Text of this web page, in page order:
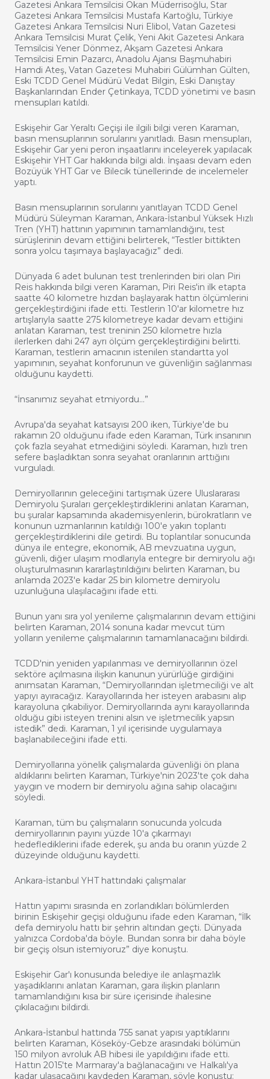
Gazetesi Ankara Temsilcisi Okan Müderrisoğlu, Star
Gazetesi Ankara Temsilcisi Mustafa Kartoğlu, Türkiye
Gazetesi Ankara Temsilcisi Nuri Elibol, Vatan Gazetesi
Ankara Temsilcisi Murat Çelik, Yeni Akit Gazetesi Ankara
Temsilcisi Yener Dönmez, Akşam Gazetesi Ankara
Temsilcisi Emin Pazarcı, Anadolu Ajansı Başmuhabiri
Hamdi Ateş, Vatan Gazetesi Muhabiri Gülümhan Gülten,
Eski TCDD Genel Müdürü Vedat Bilgin, Eski Danıştay
Başkanlarından Ender Çetinkaya, TCDD yönetimi ve basın
mensupları katıldı.
Eskişehir Gar Yeraltı Geçişi ile ilgili bilgi veren Karaman,
basın mensuplarının sorularını yanıtladı. Basın mensupları,
Eskişehir Gar yeni peron inşaatlarını inceleyerek yapılacak
Eskişehir YHT Gar hakkında bilgi aldı. İnşaası devam eden
Bozüyük YHT Gar ve Bilecik tünellerinde de incelemeler
yaptı.
Basın mensuplarının sorularını yanıtlayan TCDD Genel
Müdürü Süleyman Karaman, Ankara-İstanbul Yüksek Hızlı
Tren (YHT) hattının yapımının tamamlandığını, test
sürüşlerinin devam ettiğini belirterek, “Testler bittikten
sonra yolcu taşımaya başlayacağız” dedi.
Dünyada 6 adet bulunan test trenlerinden biri olan Piri
Reis hakkında bilgi veren Karaman, Piri Reis'in ilk etapta
saatte 40 kilometre hızdan başlayarak hattın ölçümlerini
gerçekleştirdiğini ifade etti. Testlerin 10'ar kilometre hız
artışlarıyla saatte 275 kilometreye kadar devam ettiğini
anlatan Karaman, test treninin 250 kilometre hızla
ilerlerken dahi 247 ayrı ölçüm gerçekleştirdiğini belirtti.
Karaman, testlerin amacının istenilen standartta yol
yapımının, seyahat konforunun ve güvenliğin sağlanması
olduğunu kaydetti.
“İnsanımız seyahat etmiyordu…”
Avrupa'da seyahat katsayısı 200 iken, Türkiye'de bu
rakamın 20 olduğunu ifade eden Karaman, Türk insanının
çok fazla seyahat etmediğini söyledi. Karaman, hızlı tren
sefere başladıktan sonra seyahat oranlarının arttığını
vurguladı.
Demiryollarının geleceğini tartışmak üzere Uluslararası
Demiryolu Şuraları gerçekleştirdiklerini anlatan Karaman,
bu şuralar kapsamında akademisyenlerin, bürokratların ve
konunun uzmanlarının katıldığı 100'e yakın toplantı
gerçekleştirdiklerini dile getirdi. Bu toplantılar sonucunda
dünya ile entegre, ekonomik, AB mevzuatına uygun,
güvenli, diğer ulaşım modlarıyla entegre bir demiryolu ağı
oluşturulmasının kararlaştırıldığını belirten Karaman, bu
anlamda 2023'e kadar 25 bin kilometre demiryolu
uzunluğuna ulaşılacağını ifade etti.
Bunun yanı sıra yol yenileme çalışmalarının devam ettiğini
belirten Karaman, 2014 sonuna kadar mevcut tüm
yolların yenileme çalışmalarının tamamlanacağını bildirdi.
TCDD'nin yeniden yapılanması ve demiryollarının özel
sektöre açılmasına ilişkin kanunun yürürlüğe girdiğini
anımsatan Karaman, “Demiryollarından işletmeciliği ve alt
yapıyı ayıracağız. Karayollarında her isteyen arabasını alıp
karayoluna çıkabiliyor. Demiryollarında aynı karayollarında
olduğu gibi isteyen trenini alsın ve işletmecilik yapsın
istedik” dedi. Karaman, 1 yıl içerisinde uygulamaya
başlanabileceğini ifade etti.
Demiryollarına yönelik çalışmalarda güvenliği ön plana
aldıklarını belirten Karaman, Türkiye'nin 2023'te çok daha
yaygın ve modern bir demiryolu ağına sahip olacağını
söyledi.
Karaman, tüm bu çalışmaların sonucunda yolcuda
demiryollarının payını yüzde 10′a çıkarmayı
hedeflediklerini ifade ederek, şu anda bu oranın yüzde 2
düzeyinde olduğunu kaydetti.
Ankara-İstanbul YHT hattındaki çalışmalar
Hattın yapımı sırasında en zorlandıkları bölümlerden
birinin Eskişehir geçişi olduğunu ifade eden Karaman, “İlk
defa demiryolu hattı bir şehrin altından geçti. Dünyada
yalnızca Cordoba'da böyle. Bundan sonra bir daha böyle
bir geçiş olsun istemiyoruz” diye konuştu.
Eskişehir Gar'ı konusunda belediye ile anlaşmazlık
yaşadıklarını anlatan Karaman, gara ilişkin planların
tamamlandığını kısa bir süre içerisinde ihalesine
çıkılacağını bildirdi.
Ankara-İstanbul hattında 755 sanat yapısı yaptıklarını
belirten Karaman, Köseköy-Gebze arasındaki bölümün
150 milyon avroluk AB hibesi ile yapıldığını ifade etti.
Hattın 2015'te Marmaray'a bağlanacağını ve Halkalı'ya
kadar ulaşacağını kaydeden Karaman, şöyle konuştu: